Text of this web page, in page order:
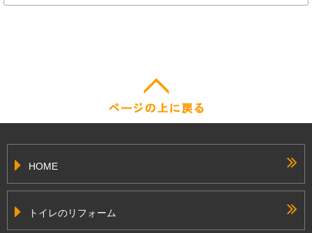
HOME
トイレのリフォーム